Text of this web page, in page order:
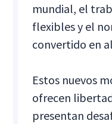
mundial, el
flexibles y el
convertido en
Estos nuevos
ofrecen
presentan